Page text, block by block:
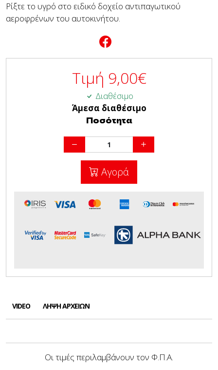
Ρίξτε το υγρό στο ειδικό δοχείο αντιπαγωτικού
αεροφρένων του αυτοκινήτου.
Τιμή 9,00€
Διαθέσιμο
Άμεσα διαθέσιμο
Ποσότητα
Αγορά
VIDEO ΛΉΨΗ ΑΡΧΕΊΩΝ
Οι τιμές περιλαμβάνουν τον Φ.Π.Α.